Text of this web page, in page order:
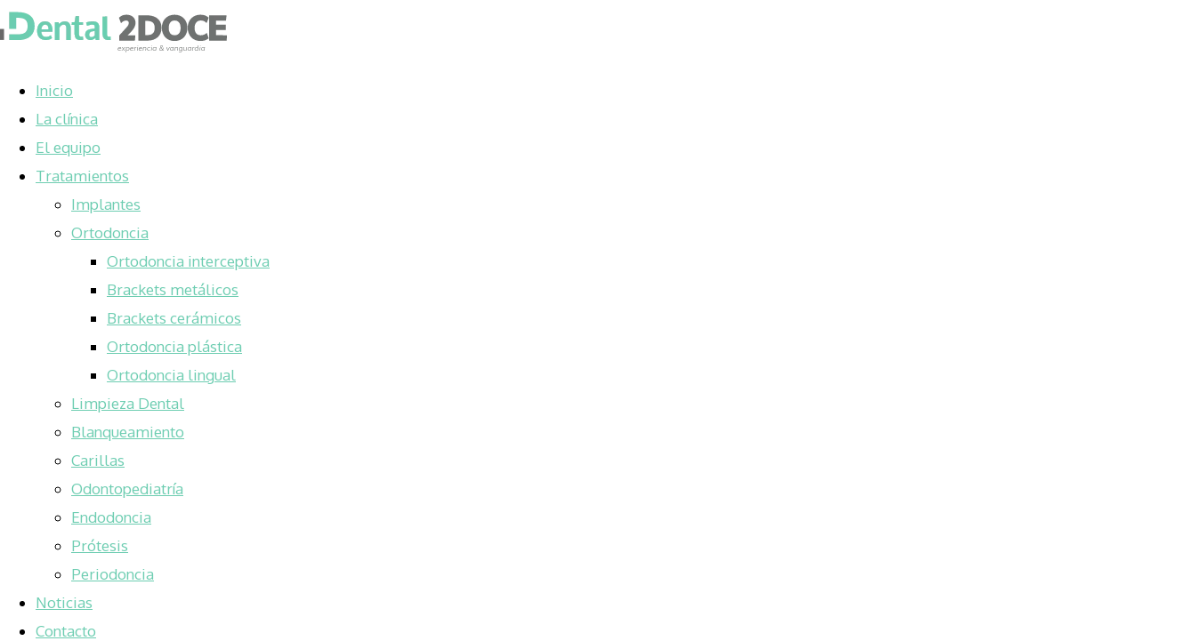
Inicio
La clínica
El equipo
Tratamientos
Implantes
Ortodoncia
Ortodoncia interceptiva
Brackets metálicos
Brackets cerámicos
Ortodoncia plástica
Ortodoncia lingual
Limpieza Dental
Blanqueamiento
Carillas
Odontopediatría
Endodoncia
Prótesis
Periodoncia
Noticias
Contacto